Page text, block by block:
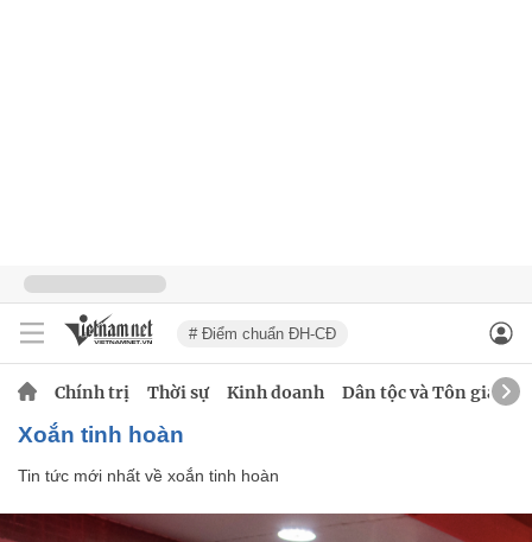
# Điểm chuẩn ĐH-CĐ
Chính trị Thời sự Kinh doanh Dân tộc và Tôn giáo
xoắn tinh hoàn
Tin tức mới nhất về xoắn tinh hoàn